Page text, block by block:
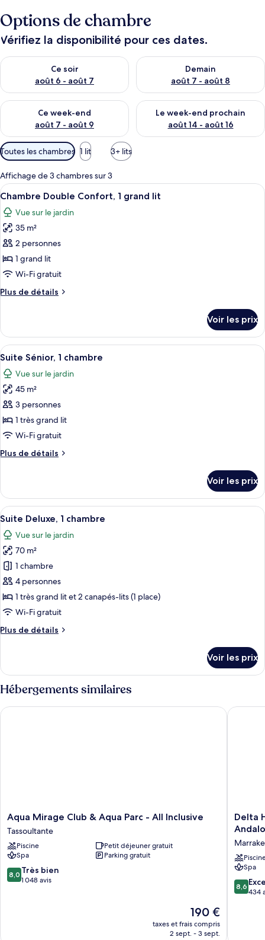
Options de chambre
Vérifiez la disponibilité pour ces dates.
Ce soir
août 6 - août 7
Vérifier la disponibilité pour ce soir août 6 - août 7
Demain
août 7 - août 8
Vérifier la disponibilité pour
Ce week-end
août 7 - août 9
Vérifier la disponibilité pour ce week-end août 7 - août 9
Le week-end prochain
août 14 - août 16
Vérifier la disponibilité pour
Filtres
disponibles
pour
les
chambres
Toutes les chambres 1 lit 3+ lits
Affichage de 3 chambres sur 3
Afficher
toutes
les
photos
pour
ce
type
chambre :
Confort,
1
grand
lit
Une chambre à coucher
5
Chambre Double Confort, 1 grand lit
Vue sur le jardin
35 m²
2 personnes
1 grand lit
Wi-Fi gratuit
Plus de détails
Plus
le
type
de
Chambre
Double
grand
lit
Voir les prix
Afficher
toutes
les
photos
pour
ce
type
chambre :
chambre
Suite Sénior, 1 chambre | Minibar,
7
Suite Sénior, 1 chambre
Vue sur le jardin
45 m²
3 personnes
1 très grand lit
Wi-Fi gratuit
Plus de détails
Plus
le
type
de
Suite
Sénior,
chambre
Voir les prix
Afficher
toutes
les
photos
pour
ce
type
de
chambre :
Suite
chambre
Une chambre spacieuse avec un
5
Suite Deluxe, 1 chambre
Vue sur le jardin
70 m²
1 chambre
4 personnes
1 très grand lit et 2 canapés-lits (1 place)
Wi-Fi gratuit
Plus de détails
Plus
le
type
de
Suite
Voir les prix
Hébergements similaires
Aqua
Mirage
Club
&
Aqua
Parc
-
Aqua Mirage Club & Aqua Parc - All Inclusive
Tassoultante
Piscine
Petit déjeuner gratuit
Spa
Parking gratuit
8.0
sur
8,0 Très bien
1 048 avis
Le
nouveau
prix
190 €
taxes et frais compris
2 sept. - 3 sept.
Aqua Mirage Club & Aqua Parc - All Inclusive
Delta
Hotels
Eden
Andalou
Delta
Spa
8.6
sur
8,6
434
Delta